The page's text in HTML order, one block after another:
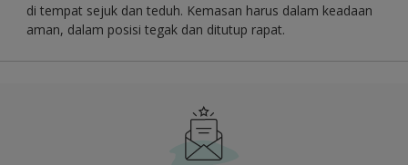
di tempat sejuk dan teduh. Kemasan harus dalam keadaan
aman, dalam posisi tegak dan ditutup rapat.